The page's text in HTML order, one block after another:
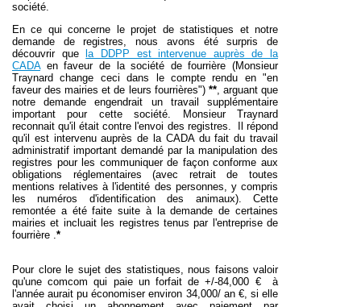
société.
En ce qui concerne le projet de statistiques et notre
demande de registres, nous avons été surpris de
découvrir que
la DDPP est intervenue auprès de la
CADAen faveur de la société de fourrière (Monsieur
Traynard change ceci dans le compte rendu en "en
faveur des mairies et de leurs fourrières") **, arguant que
notre demande engendrait un travail supplémentaire
important pour cette société. Monsieur Traynard
reconnait qu'il était contre l'envoi des registres. Il répond
qu'il est intervenu auprès de la CADA du fait du travail
administratif important demandé par la manipulation des
registres pour les communiquer de façon conforme aux
obligations réglementaires (avec retrait de toutes
mentions relatives à l'identité des personnes, y compris
les numéros d'identification des animaux). Cette
remontée a été faite suite à la demande de certaines
mairies et incluait les registres tenus par l'entreprise de
fourrière .*
Pour clore le sujet des statistiques, nous faisons valoir
qu'une comcom qui paie un forfait de +/-84,000 € à
l'année aurait pu économiser environ 34,000/ an €, si elle